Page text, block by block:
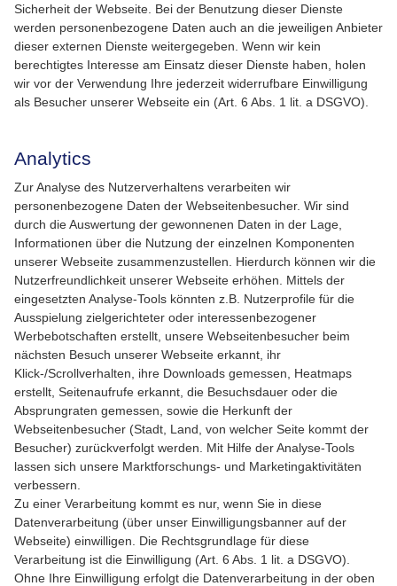
Sicherheit der Webseite. Bei der Benutzung dieser Dienste
werden personenbezogene Daten auch an die jeweiligen Anbieter
dieser externen Dienste weitergegeben. Wenn wir kein
berechtigtes Interesse am Einsatz dieser Dienste haben, holen
wir vor der Verwendung Ihre jederzeit widerrufbare Einwilligung
als Besucher unserer Webseite ein (Art. 6 Abs. 1 lit. a DSGVO).
Analytics
Zur Analyse des Nutzerverhaltens verarbeiten wir
personenbezogene Daten der Webseitenbesucher. Wir sind
durch die Auswertung der gewonnenen Daten in der Lage,
Informationen über die Nutzung der einzelnen Komponenten
unserer Webseite zusammenzustellen. Hierdurch können wir die
Nutzerfreundlichkeit unserer Webseite erhöhen. Mittels der
eingesetzten Analyse-Tools könnten z.B. Nutzerprofile für die
Ausspielung zielgerichteter oder interessenbezogener
Werbebotschaften erstellt, unsere Webseitenbesucher beim
nächsten Besuch unserer Webseite erkannt, ihr
Klick-/Scrollverhalten, ihre Downloads gemessen, Heatmaps
erstellt, Seitenaufrufe erkannt, die Besuchsdauer oder die
Absprungraten gemessen, sowie die Herkunft der
Webseitenbesucher (Stadt, Land, von welcher Seite kommt der
Besucher) zurückverfolgt werden. Mit Hilfe der Analyse-Tools
lassen sich unsere Marktforschungs- und Marketingaktivitäten
verbessern.
Zu einer Verarbeitung kommt es nur, wenn Sie in diese
Datenverarbeitung (über unser Einwilligungsbanner auf der
Webseite) einwilligen. Die Rechtsgrundlage für diese
Verarbeitung ist die Einwilligung (Art. 6 Abs. 1 lit. a DSGVO).
Ohne Ihre Einwilligung erfolgt die Datenverarbeitung in der oben